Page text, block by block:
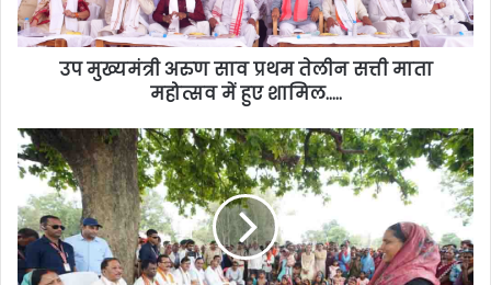
उप मुख्यमंत्री अरुण साव प्रथम तेलीन सत्ती माता
महोत्सव में हुए शामिल…..